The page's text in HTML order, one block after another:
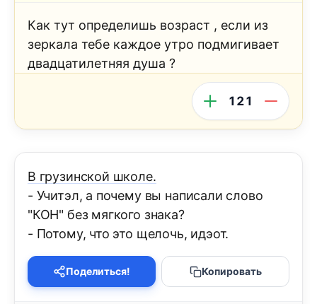
Как тут определишь возраст , если из
зеркала тебе каждое утро подмигивает
двадцатилетняя душа ?
121
В грузинской школе.
- Учитэл, а почему вы написали слово
"КОН" без мягкого знака?
- Потому, что это щелочь, идэот.
Поделиться! Копировать